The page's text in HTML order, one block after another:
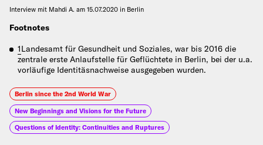
Interview mit Mahdi A. am 15.07.2020 in Berlin
Footnotes
1Landesamt für Gesundheit und Soziales, war bis 2016 die
zentrale erste Anlaufstelle für Geflüchtete in Berlin, bei der u.a.
vorläufige Identitäsnachweise ausgegeben wurden.
Berlin since the 2nd World War
New Beginnings and Visions for the Future
Questions of Identity: Continuities and Ruptures